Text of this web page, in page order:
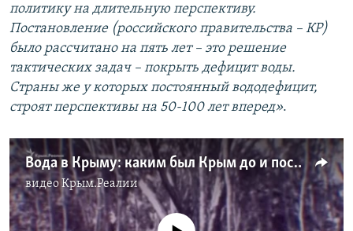
политику на длительную перспективу.
Постановление (российского правительства – КР)
было рассчитано на пять лет – это решение
тактических задач – покрыть дефицит воды.
Страны же у которых постоянный вододефицит,
строят перспективы на 50-100 лет вперед».
Вода в Крыму: каким был Крым до и после строительства Северо-Крымского канала (видео)
видеоКрым.Реалии
No media source currently available